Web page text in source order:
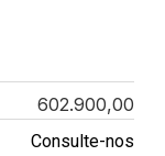
602.900,00
Consulte-nos